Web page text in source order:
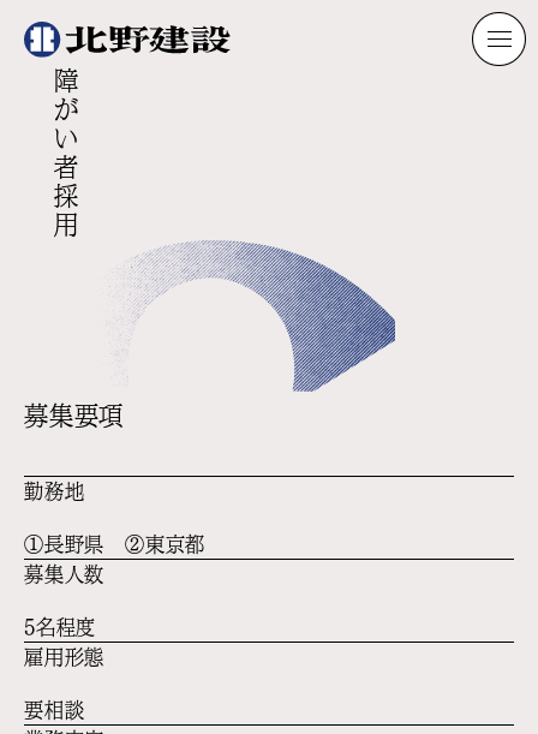
障がい者採用
募集要項
勤務地
①長野県 ②東京都
募集人数
5名程度
雇用形態
要相談